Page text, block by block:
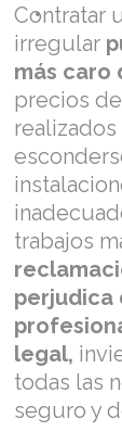
Contratar
irregular
más caro
precios
trabajos
perjudica
legal,
todas las
seguro y